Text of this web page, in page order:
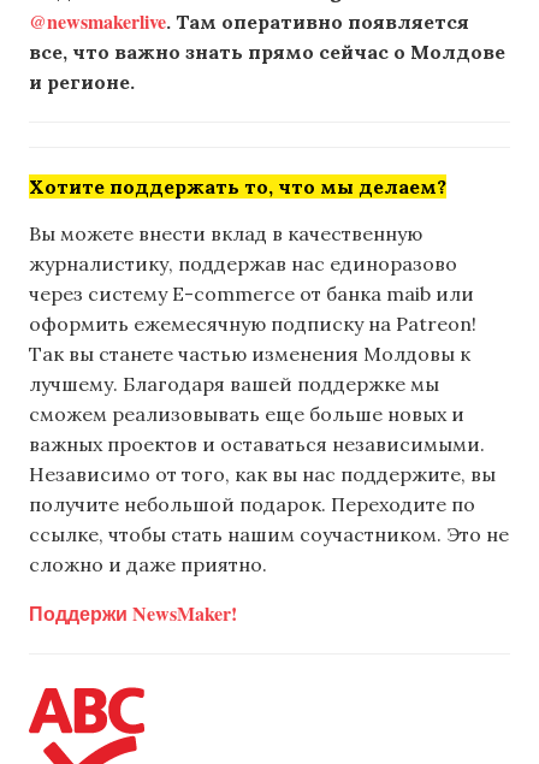
@newsmakerlive. Там оперативно появляется
все, что важно знать прямо сейчас о Молдове
и регионе.
Хотите поддержать то, что мы делаем?
Вы можете внести вклад в качественную
журналистику, поддержав нас единоразово
через систему E-commerce от банка maib или
оформить ежемесячную подписку на Patreon!
Так вы станете частью изменения Молдовы к
лучшему. Благодаря вашей поддержке мы
сможем реализовывать еще больше новых и
важных проектов и оставаться независимыми.
Независимо от того, как вы нас поддержите, вы
получите небольшой подарок. Переходите по
ссылке, чтобы стать нашим соучастником. Это не
сложно и даже приятно.
Поддержи NewsMaker!